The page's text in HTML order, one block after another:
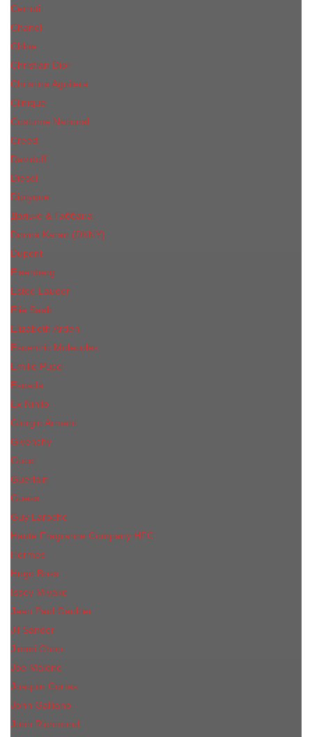
Cerruti
Сhanеl
Chloe
Christian Dior
Christina Aguilera
Сliniquе
Costume National
Creed
Davidoff
Diesel
Diptyque
Дольче & Габбана
Donna Karan (DKNY)
Dupont
Eisenberg
Еsteе Lаudеr
Elie Saab
Elizabeth Arden
Escentric Molecules
Emilio Pucci
Escada
Ex Nihilo
Giorgio Armani
Givenchy
Gucci
Guerlain
Guess
Guy Laroche
Haute Fragrance Company HFC
Hermes
Hugo Boss
Issey Miyake
Jean Paul Gaultier
Jil Sander
Jimmi Choo
Jое Malоnе
Joaquin Cortes
John Galliano
John Richmond